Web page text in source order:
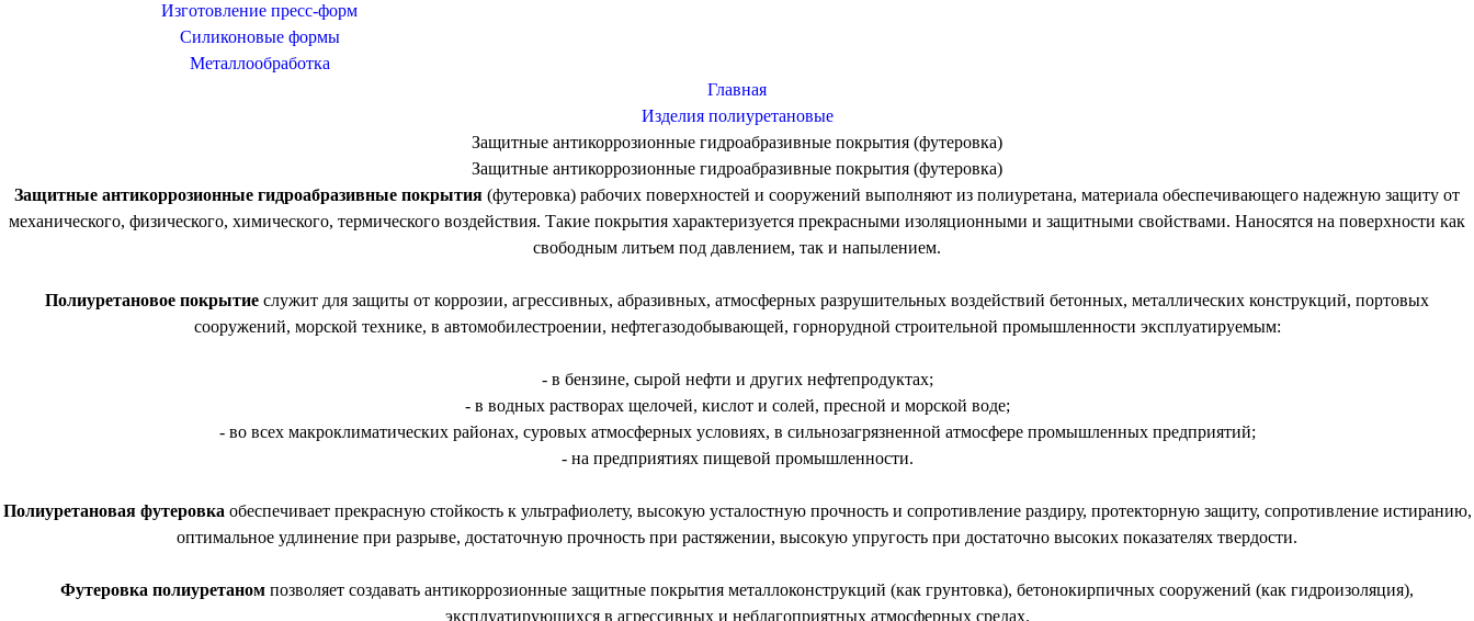
Изготовление пресс-форм
Силиконовые формы
Металлообработка
Главная
Изделия полиуретановые
Защитные антикоррозионные гидроабразивные покрытия (футеровка)
Защитные антикоррозионные гидроабразивные покрытия (футеровка)
Защитные антикоррозионные гидроабразивные покрытия (футеровка) рабочих поверхностей и сооружений выполняют из полиуретана, материала обеспечивающего надежную защиту от
механического, физического, химического, термического воздействия. Такие покрытия характеризуется прекрасными изоляционными и защитными свойствами. Наносятся на поверхности как
свободным литьем под давлением, так и напылением.
Полиуретановое покрытие служит для защиты от коррозии, агрессивных, абразивных, атмосферных разрушительных воздействий бетонных, металлических конструкций, портовых
сооружений, морской технике, в автомобилестроении, нефтегазодобывающей, горнорудной строительной промышленности эксплуатируемым:
- в бензине, сырой нефти и других нефтепродуктах;
- в водных растворах щелочей, кислот и солей, пресной и морской воде;
- во всех макроклиматических районах, суровых атмосферных условиях, в сильнозагрязненной атмосфере промышленных предприятий;
- на предприятиях пищевой промышленности.
Полиуретановая футеровка обеспечивает прекрасную стойкость к ультрафиолету, высокую усталостную прочность и сопротивление раздиру, протекторную защиту, сопротивление истиранию,
оптимальное удлинение при разрыве, достаточную прочность при растяжении, высокую упругость при достаточно высоких показателях твердости.
Футеровка полиуретаном позволяет создавать антикоррозионные защитные покрытия металлоконструкций (как грунтовка), бетонокирпичных сооружений (как гидроизоляция),
эксплуатирующихся в агрессивных и неблагоприятных атмосферных средах.